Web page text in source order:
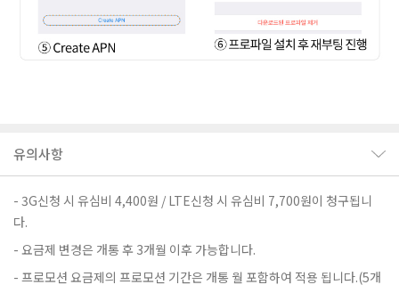
유의사항
3G신청 시 유심비 4,400원 / LTE신청 시 유심비 7,700원이 청구됩니
다.
요금제 변경은 개통 후 3개월 이후 가능합니다.
프로모션 요금제의 프로모션 기간은 개통 월 포함하여 적용 됩니다.(5개